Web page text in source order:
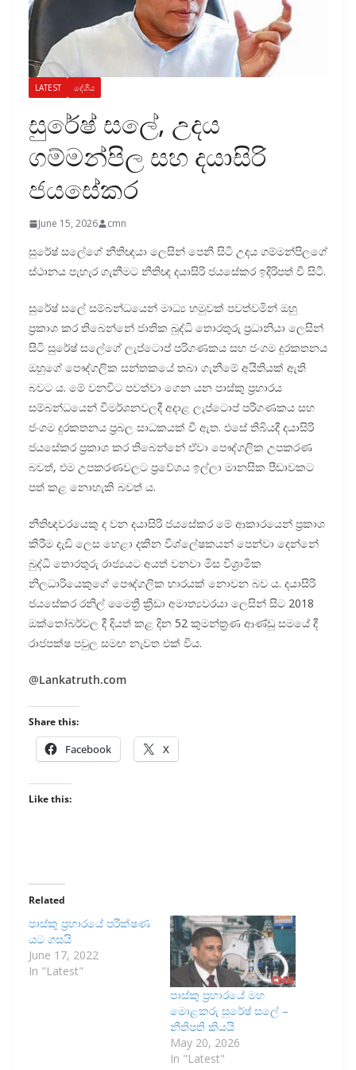
LATEST දේශීය
සුරේෂ් සලේ, උදය
ගම්මන්පිල සහ ද‍යාසිරි
ජයසේකර
June 15, 2026 cmn
සුරේෂ් සලේගේ නීතිඥයා ලෙසින් පෙනී සිටි උදය ගම්මන්පිලගේ
ස්ථානය පැහැර ගැනීමට නීතිඥ දයාසිරි ජයසේකර ඉදිරිපත් වී සිටී.
සුරේෂ් සලේ සම්බන්ධයෙන් මාධ්‍ය හමුවක් පවත්වමින් ඔහු
ප්‍රකාශ කර තිබෙන්නේ ජාතික බුද්ධි තොරතුරු ප්‍රධානියා ලෙසින්
සිටි සුරේෂ් සලේගේ ලැප්ටොප් පරිගණකය සහ ජංගම දුරකතනය
ඔහුගේ පෞද්ගලික සන්තකයේ තබා ගැනීමේ අයිතියක් ඇති
බවට ය. මේ වනවිට පවත්වා ගෙන යන පාස්කු ප්‍රහාරය
සම්බන්ධයෙන් විමර්ශනවලදී අදාළ ලැප්ටොප් පරිගණකය සහ
ජංගම දුරකතනය ප්‍රබල සාධකයක් වී ඇත. එසේ තිබියදී දයාසිරි
ජයසේකර ප්‍රකාශ කර තිබෙන්නේ ඒවා පෞද්ගලික උපකරණ
බවත්, එම උපකරණවලට ප්‍රවේශය ඉල්ලා මානසික පීඩාවකට
පත් කළ නොහැකි බවත් ය.
නීතිඥවරයෙකු ද වන දයාසිරි ජයසේකර මේ ආකාරයෙන් ප්‍රකාශ
කිරීම දැඩි ලෙස හෙළා දකින විශ්ලේෂකයන් පෙන්වා දෙන්නේ
බුද්ධි තොරතුරු රාජ්‍යයට අයත් වනවා මිස විශ්‍රාමික
නිලධාරියෙකුගේ පෞද්ගලික භාරයක් නොවන බව ය. දයාසිරි
ජයසේකර රනිල් මෛත්‍රී ක්‍රීඩා අමාත්‍යවරයා ලෙසින් සිට 2018
ඔක්තෝබර්වල දී දියත් කළ දින 52 කුමන්ත්‍රණ ආණ්ඩු සමයේ දී
රාජපක්ෂ පවුල සමඟ නැවත එක් විය.
@Lankatruth.com
Share this:
Facebook X
Like this:
Related
පාස්කු ප්‍රහාරයේ පරීක්ෂණ
යට ගසයි
June 17, 2022
In "Latest"
පාස්කු ප්‍රහාරයේ මහ
මොළකරු සුරේෂ් සලේ –
නීතිපති කියයි
May 20, 2026
In "Latest"